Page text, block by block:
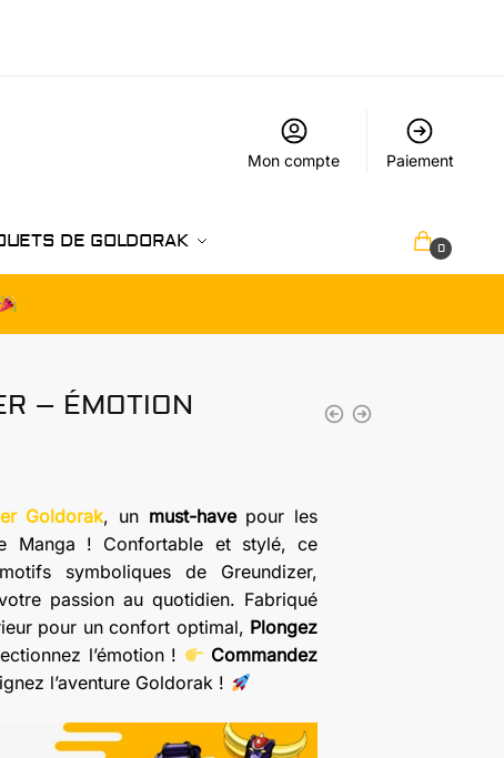
Mon compte Paiement
DE GOLDORAK 0
– ÉMOTION
Goldorak, un must-havepour les
Manga ! Confortable et stylé, ce
symboliques de Greundizer,
passion au quotidien. Fabriqué
pour un confort optimal, Plongez
l’émotion !
Commandez
l’aventure Goldorak !